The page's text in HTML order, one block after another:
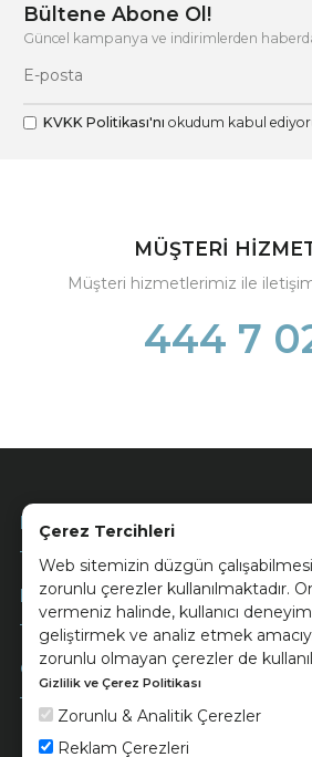
Çerez Tercihleri
Web sitemizin düzgün
zorunlu çerezler kullanılmaktadır.
vermeniz halinde, kullanıcı
geliştirmek ve analiz etmek
zorunlu olmayan çerezler de
Gizlilik ve Çerez Politikası
Zorunlu & Analitik Çerezler
Reklam Çerezleri
Bültene Abone Ol!
Güncel kampanya ve indirimlerden
KVKK Politikası'nı okudum kabul
MÜŞTERİ
Müşteri hizmetlerimiz ile
444 7
Kurumsal
Müşteri Hizmetleri
Ödeme